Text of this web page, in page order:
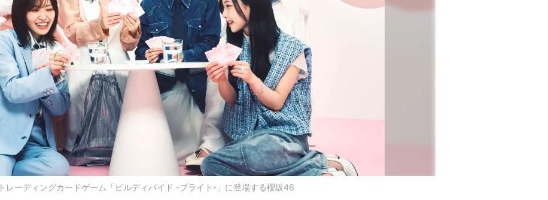
トレーディングカードゲーム「ビルディバイド -ブライト-」に登場する櫻坂46